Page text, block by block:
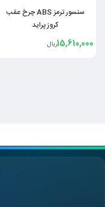
سنسور ترمز ABS چرخ عقب
کروز پراید
15,610,000ریال